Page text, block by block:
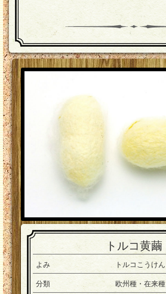
トルコ黄繭
よみ
トルコこうけん
分類
欧州種・在来種